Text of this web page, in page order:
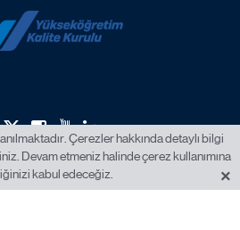
Okan Üniversitesi.
Çerezler hakkında detaylı bilgi
Devam etmeniz halinde çerez kullanımına
kabul edeceğiz.
×